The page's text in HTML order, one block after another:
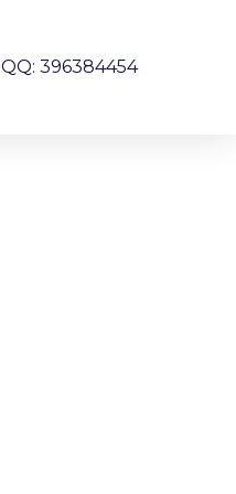
QQ: 396384454